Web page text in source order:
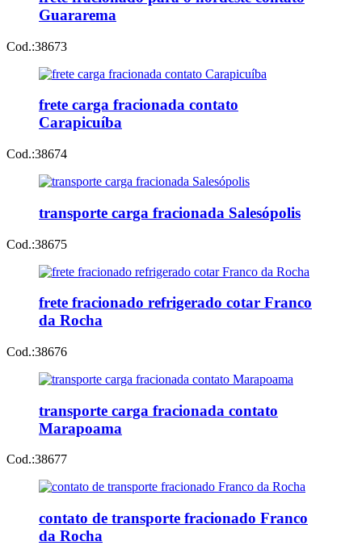
Guararema
Cod.:38673
frete carga fracionada contato
Carapicuíba
Cod.:38674
transporte carga fracionada Salesópolis
Cod.:38675
frete fracionado refrigerado cotar Franco
da Rocha
Cod.:38676
transporte carga fracionada contato
Marapoama
Cod.:38677
contato de transporte fracionado Franco
da Rocha